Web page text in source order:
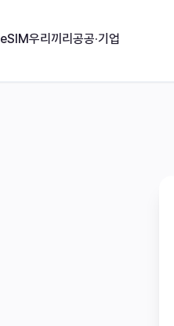
eSIM우리끼리 공공·기업